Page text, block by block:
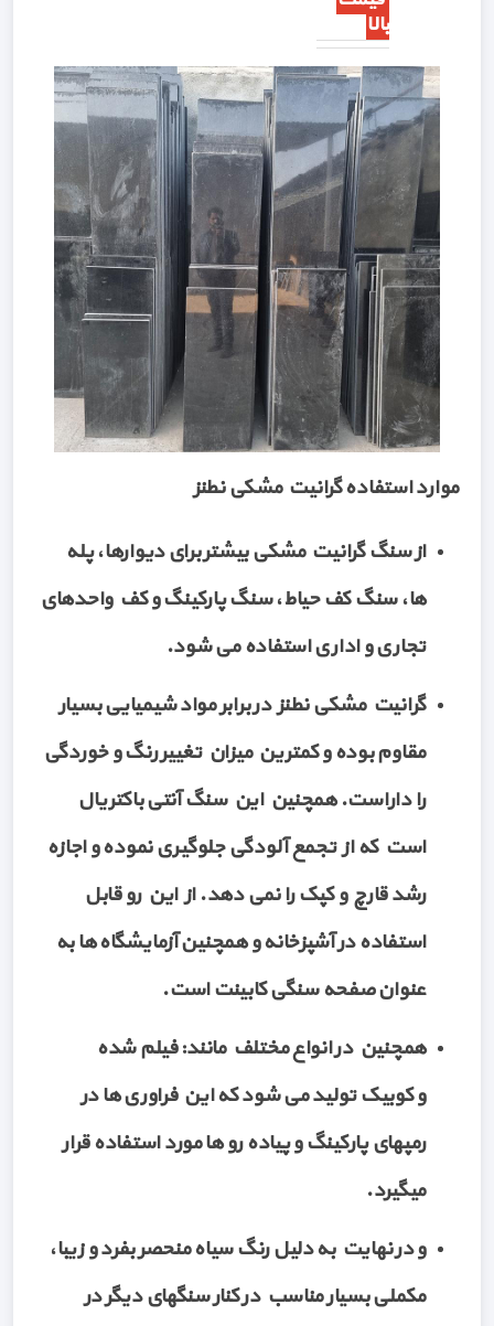
بالا
موارد استفاده گرانیت مشکی نطنز
از سنگ گرانیت مشکی بیشتر برای دیوارها، پله
ها، سنگ کف حیاط، سنگ پارکینگ و کف واحدهای
تجاری و اداری استفاده می شود.
گرانیت مشکی نطنز در برابر مواد شیمیایی بسیار
مقاوم بوده و کمترین میزان تغییر رنگ و خوردگی
را داراست. همچنین این سنگ آنتی باکتریال
است که از تجمع آلودگی جلوگیری نموده و اجازه
رشد قارچ و کپک را نمی دهد. از این رو قابل
استفاده در آشپزخانه و همچنین آزمایشگاه ها به
عنوان صفحه سنگی کابینت است.
همچنین در انواع مختلف مانند: فیلم شده
و کوبیک تولید می شود که این فراوری ها در
رمپهای پارکینگ و پیاده رو ها مورد استفاده قرار
میگیرد.
و در نهایت به دلیل رنگ سیاه منحصر بفرد و زیبا،
مکملی بسیار مناسب در کنار سنگهای دیگر در